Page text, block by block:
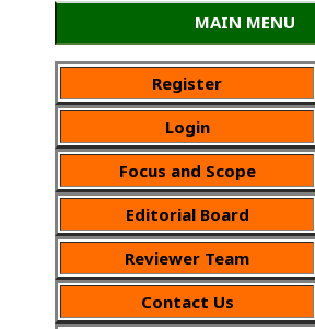
MAIN MENU
Register
Login
Focus and Scope
Editorial Board
Reviewer Team
Contact Us